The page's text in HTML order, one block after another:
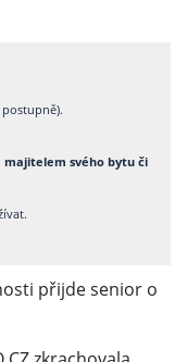
majitelem svého bytu či
přijde senior o